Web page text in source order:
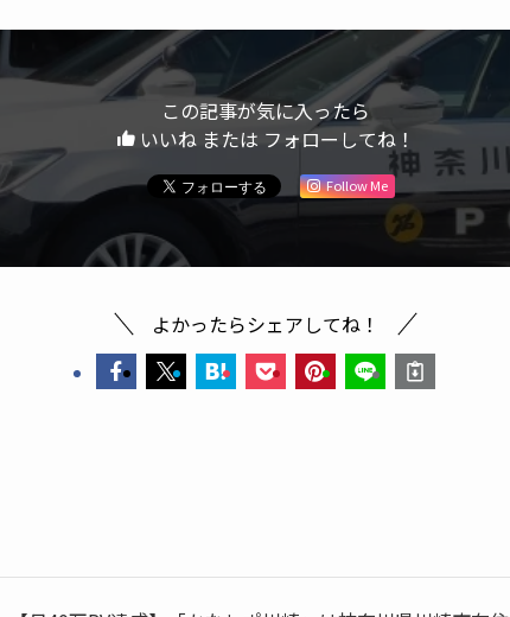
この記事が気に入ったら
いいね または フォローしてね！
Follow Me
よかったらシェアしてね！